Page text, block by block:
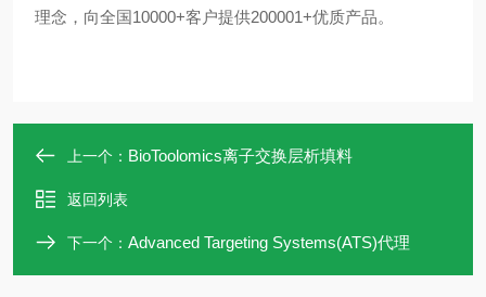
理念，向全国10000+客户提供200001+优质产品。
上一个： BioToolomics离子交换层析填料
返回列表
下一个： Advanced Targeting Systems(ATS)代理